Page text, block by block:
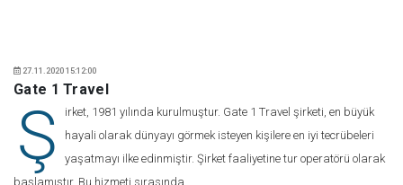
27.11.2020 15:12:00
Gate 1 Travel
Ş
irket, 1981 yılında kurulmuştur. Gate 1 Travel şirketi, en büyük
hayali olarak dünyayı görmek isteyen kişilere en iyi tecrübeleri
yaşatmayı ilke edinmiştir. Şirket faaliyetine tur operatörü olarak
başlamıştır. Bu hizmeti sırasında